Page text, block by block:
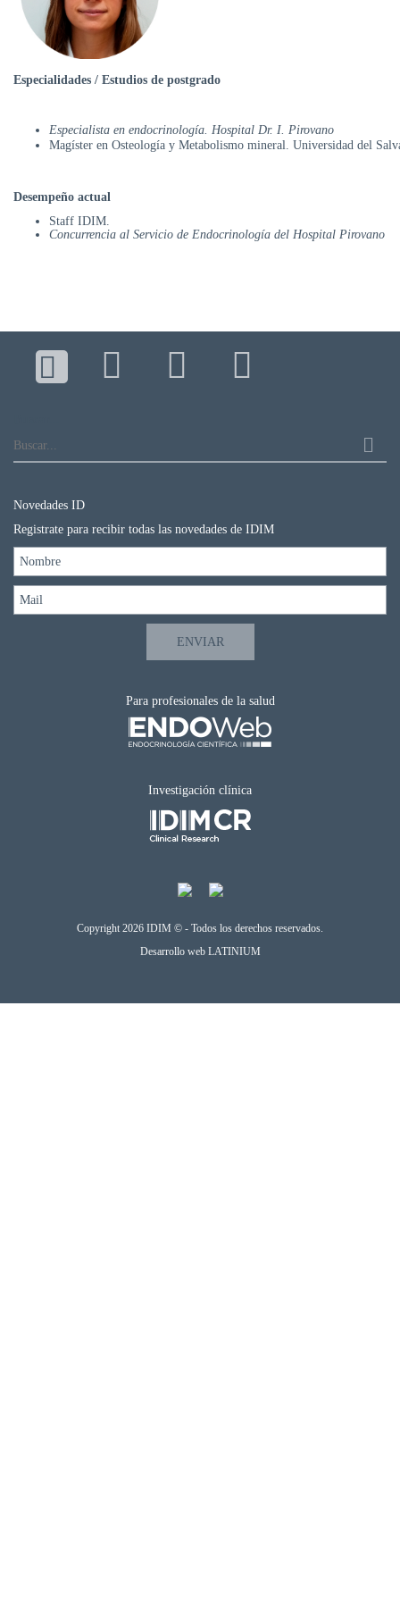
DE
AUTOGESTIÓN
CENTRAL
DE
5031-
4100
Y
RECETAS
ONLINE
Especialidades / Estudios de postgrado
Especialista en endocrinología. Hospital Dr. I. Pirovano
Magíster en Osteología y Metabolismo mineral. Universidad del
Desempeño actual
Staff IDIM.
Concurrencia al Servicio de Endocrinología del Hospital Pirovano
Para profesionales de la salud
Investigación clínica
Novedades ID
Registrate para recibir todas las novedades de IDIM
Copyright 2026 IDIM © - Todos los derechos reservados.
Desarrollo web LATINIUM